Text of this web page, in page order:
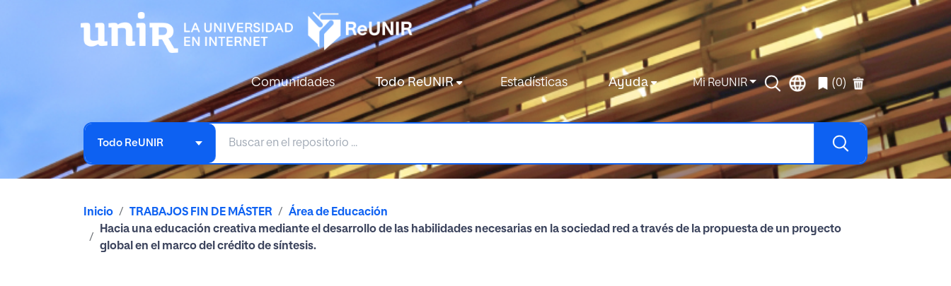
Comunidades Todo ReUNIR Estadísticas Ayuda Mi ReUNIR (0)
Todo ReUNIR
Inicio TRABAJOS FIN DE MÁSTER
Área de Educación
Hacia una educación creativa mediante el desarrollo de las habilidades necesarias en la sociedad red a través de la propuesta de un proyecto
global en el marco del crédito de síntesis.